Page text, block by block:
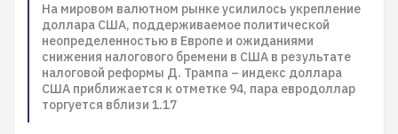
На мировом валютном рынке усилилось укрепление
доллара США, поддерживаемое политической
неопределенностью в Европе и ожиданиями
снижения налогового бремени в США в результате
налоговой реформы Д. Трампа – индекс доллара
США приближается к отметке 94, пара евродоллар
торгуется вблизи 1.17